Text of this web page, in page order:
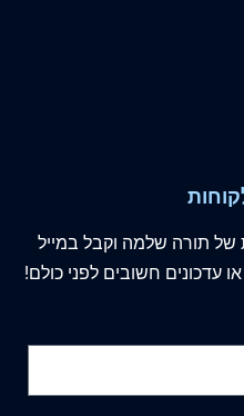
של תורה שלמה וקבל במייל
עדכונים חשובים לפני כולם!